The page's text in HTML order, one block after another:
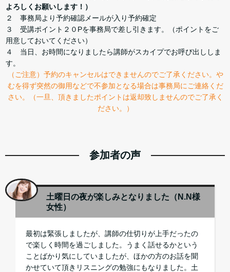
よろしくお願いします！）
２ 事務局より予約確認メールが入り予約確定
３ 受講ポイント２０Pを事務局で差し引きます。（ポイントをご
用意しておいてください）
４ 当日、お時間になりましたら講師がスカイプでお呼び出ししま
す。
（ご注意）予約のキャンセルはできませんのでご了承ください。や
むを得ず突然の御用などで不参加となる場合は事務局にご連絡くだ
さい。（一旦、頂きましたポイントは返却致しませんのでご了承く
ださい。）
参加者の声
土曜日の夜が楽しみとなりました（N.N様
女性）
最初は緊張しましたが、講師の仕切りが上手だったの
で楽しく時間を過ごしました。うまく話せるかという
ことばかり気にしていましたが、ほかの方のお話を聞
かせていて頂きリスニングの勉強にもなりました。土